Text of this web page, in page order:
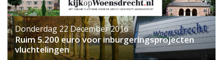
Donderdag 22 December 2016
Ruim 5.200 euro voor inburgeringsprojecten
vluchtelingen